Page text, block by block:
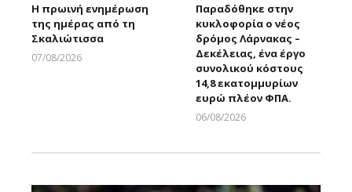
Η πρωινή ενημέρωση
της ημέρας από τη
Σκαλιώτισσα
07/08/2026
Παραδόθηκε στην
κυκλοφορία ο νέος
δρόμος Λάρνακας –
Δεκέλειας, ένα έργο
συνολικού κόστους
14,8 εκατομμυρίων
ευρώ πλέον ΦΠΑ.
06/08/2026